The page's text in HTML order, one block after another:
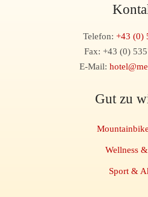
Telefon: +43 (0)
Fax: +43 (0)
E-Mail:
Gut zu
Wellness
Sport &